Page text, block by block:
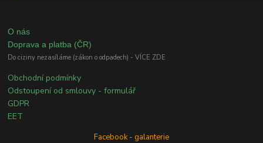
O nás
Doprava a platba (ČR)
Do ciziny nezasíláme (zákon o odpadech) - VÍCE ZDE
Obchodní podmínky
Odstoupení od smlouvy - formulář
GDPR
EET
Facebook - galanterie